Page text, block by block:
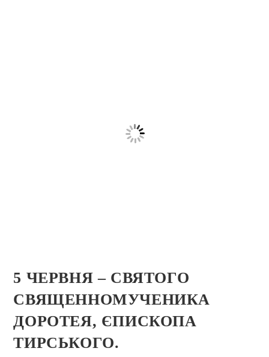
5 ЧЕРВНЯ – СВЯТОГО
СВЯЩЕННОМУЧЕНИКА
ДОРОТЕЯ, ЄПИСКОПА
ТИРСЬКОГО.